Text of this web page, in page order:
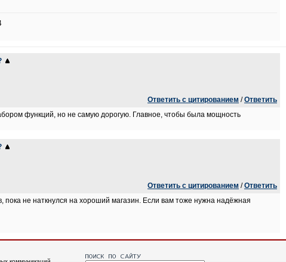
Ответить с цитированием /Ответить
функций, но не самую дорогую. Главное, чтобы была мощность
Ответить с цитированием /Ответить
пока не наткнулся на хороший магазин. Если вам тоже нужна надёжная